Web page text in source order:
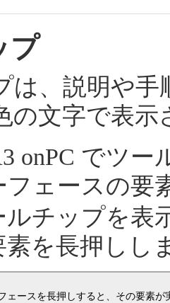
プ
は、説明や
の文字で表示
onPC でツ
フェースの要
ルチップを表
素を長押しし
ェースを長押しすると、その要素が